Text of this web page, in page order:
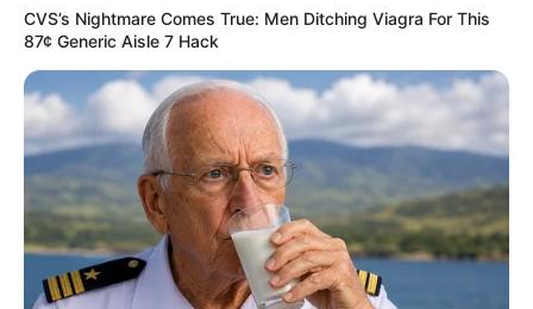
CVS’s Nightmare Comes True: Men Ditching Viagra For This
87¢ Generic Aisle 7 Hack